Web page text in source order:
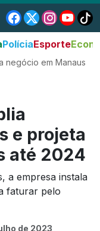
PolíciaEsporte
negócio em Manaus
e projeta
até 2024
a empresa instala
faturar pelo
de 2023